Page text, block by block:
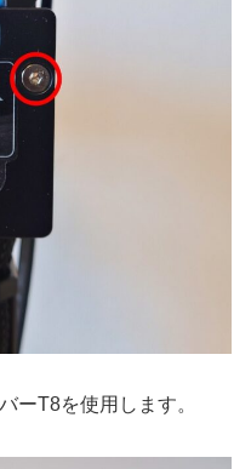
ーT8を使用します。